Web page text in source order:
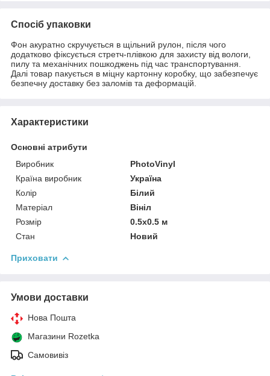
Спосіб упаковки
Фон акуратно скручується в щільний рулон, після чого
додатково фіксується стретч-плівкою для захисту від вологи,
пилу та механічних пошкоджень під час транспортування.
Далі товар пакується в міцну картонну коробку, що забезпечує
безпечну доставку без заломів та деформацій.
Характеристики
Основні атрибути
Виробник
PhotoVinyl
Країна виробник
Україна
Колір
Білий
Матеріал
Вініл
Розмір
0.5x0.5 м
Стан
Новий
Приховати
Умови доставки
Нова Пошта
Магазини Rozetka
Самовивіз